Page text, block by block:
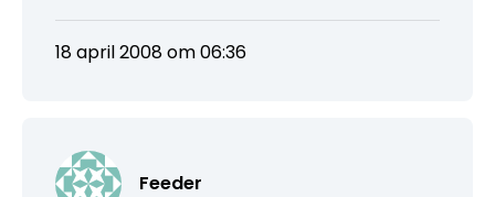
18 april 2008 om 06:36
Feeder